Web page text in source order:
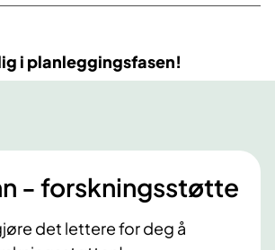
i planleggingsfasen!
- forskningsstøtte
det lettere for deg å